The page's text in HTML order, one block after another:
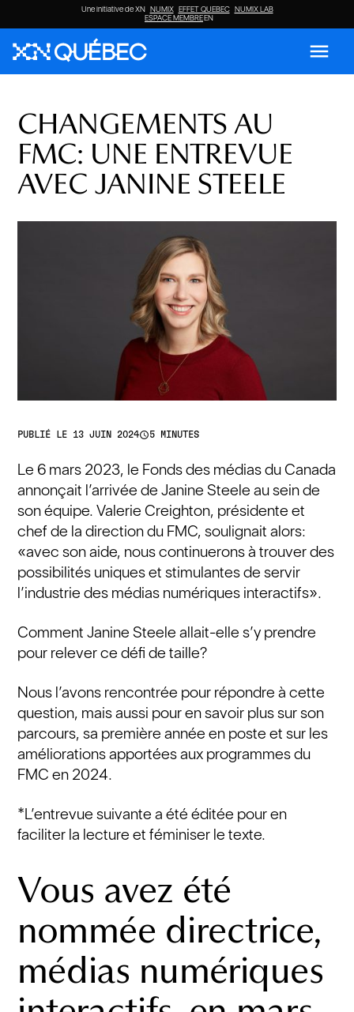
Une initiative de XN NUMIX EFFET QUEBEC NUMIX LAB
ESPACE MEMBREEN
menu
CHANGEMENTS AU
FMC: UNE ENTREVUE
AVEC JANINE STEELE
PUBLIÉ LE 13 JUIN 2024access_time5 MINUTES
Le 6 mars 2023, le Fonds des médias du Canada
annonçait l’arrivée de Janine Steele au sein de
son équipe. Valerie Creighton, présidente et
chef de la direction du FMC, soulignait alors:
«avec son aide, nous continuerons à trouver des
possibilités uniques et stimulantes de servir
l’industrie des médias numériques interactifs».
Comment Janine Steele allait-elle s’y prendre
pour relever ce défi de taille?
Nous l’avons rencontrée pour répondre à cette
question, mais aussi pour en savoir plus sur son
parcours, sa première année en poste et sur les
améliorations apportées aux programmes du
FMC en 2024.
*L’entrevue suivante a été éditée pour en
faciliter la lecture et féminiser le texte.
Vous avez été
nommée directrice,
médias numériques